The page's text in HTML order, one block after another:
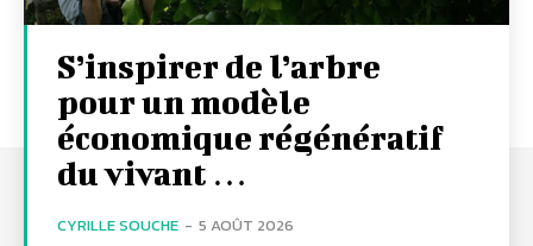
S’inspirer de l’arbre
pour un modèle
économique régénératif
du vivant …
CYRILLE SOUCHE - 5 AOÛT 2026